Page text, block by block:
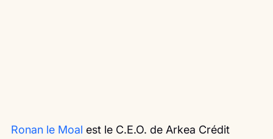
Ronan le Moal est le C.E.O. de Arkea Crédit